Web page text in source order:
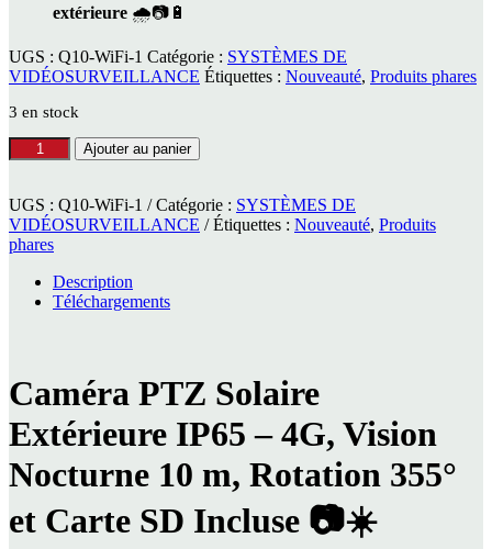
extérieure 🌧️📷🔋
UGS : Q10-WiFi-1 Catégorie : SYSTÈMES DE
VIDÉOSURVEILLANCE Étiquettes : Nouveauté, Produits phares
3 en stock
quantité
de
4G
/
Extérieure
Solaire
RBCA
Ajouter au panier
UGS : Q10-WiFi-1 Catégorie : SYSTÈMES DE
VIDÉOSURVEILLANCE
Étiquettes : Nouveauté, Produits
phares
Description
Téléchargements
Caméra PTZ Solaire
Extérieure IP65 – 4G, Vision
Nocturne 10 m, Rotation 355°
et Carte SD Incluse 📷☀️